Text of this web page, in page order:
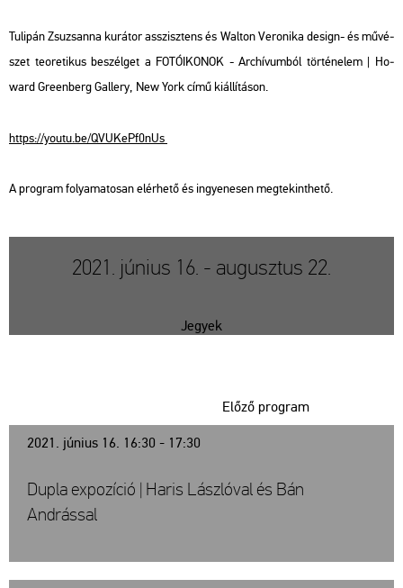
Tu­li­pán Zsu­zsan­na ku­rá­tor asszisz­tens és Wal­ton Ve­ro­ni­ka de­sign- és mű­vé­
szet te­o­re­ti­kus be­szél­get a FO­TÓ­IKO­NOK - Ar­chí­vum­ból tör­té­ne­lem | Ho­
ward Green­berg Gal­lery, New York című ki­ál­lí­tá­son.
https://​youtu.​be/​QVU­KePf0­nUs
A prog­ram fo­lya­ma­to­san el­ér­he­tő és in­gye­ne­sen meg­te­kint­he­tő.
2021. június 16. - augusztus 22.
Jegyek
2021. június 16. 16:30 - 17:30
Előző program
Dupla expozíció | Haris Lászlóval és Bán
Andrással